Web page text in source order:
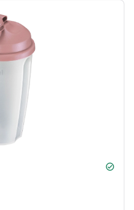
check_circle